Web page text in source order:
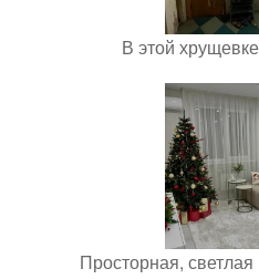
В этой
Просторная,